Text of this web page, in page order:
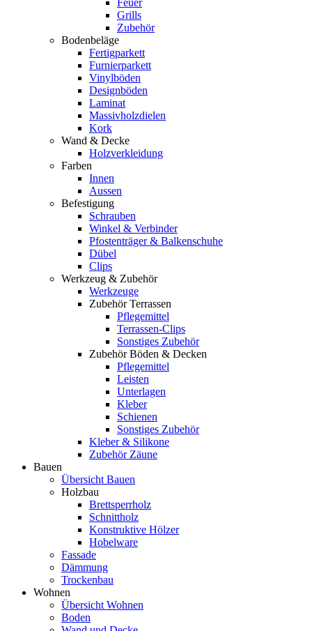
Grills
Zubehör
Bodenbeläge
Fertigparkett
Furnierparkett
Vinylböden
Designböden
Laminat
Massivholzdielen
Kork
Wand & Decke
Holzverkleidung
Farben
Innen
Aussen
Befestigung
Schrauben
Winkel & Verbinder
Pfostenträger & Balkenschuhe
Dübel
Clips
Werkzeug & Zubehör
Werkzeuge
Zubehör Terrassen
Pflegemittel
Terrassen-Clips
Sonstiges Zubehör
Zubehör Böden & Decken
Pflegemittel
Leisten
Unterlagen
Kleber
Schienen
Sonstiges Zubehör
Kleber & Silikone
Zubehör Zäune
Bauen
Übersicht Bauen
Holzbau
Brettsperrholz
Schnittholz
Konstruktive Hölzer
Hobelware
Fassade
Dämmung
Trockenbau
Wohnen
Übersicht Wohnen
Boden